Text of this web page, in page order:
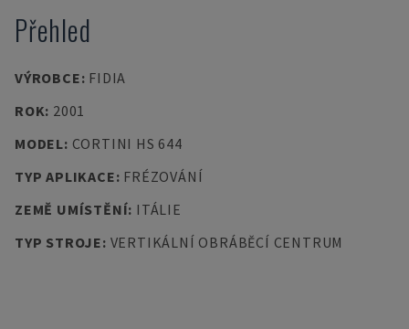
Přehled
VÝROBCE: FIDIA
ROK: 2001
MODEL: CORTINI HS 644
TYP APLIKACE: FRÉZOVÁNÍ
ZEMĚ UMÍSTĚNÍ: ITÁLIE
TYP STROJE: VERTIKÁLNÍ OBRÁBĚCÍ CENTRUM